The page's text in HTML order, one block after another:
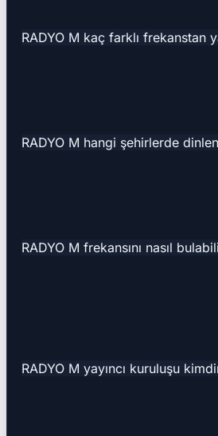
RADYO M kaç farklı frekanstan
RADYO M hangi şehirlerde
RADYO M frekansını nasıl
RADYO M yayıncı kuruluşu